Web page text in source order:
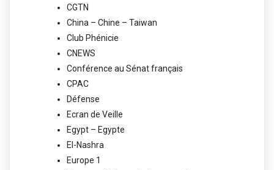
CGTN
China – Chine – Taiwan
Club Phénicie
CNEWS
Conférence au Sénat français
CPAC
Défense
Ecran de Veille
Egypt – Egypte
El-Nashra
Europe 1